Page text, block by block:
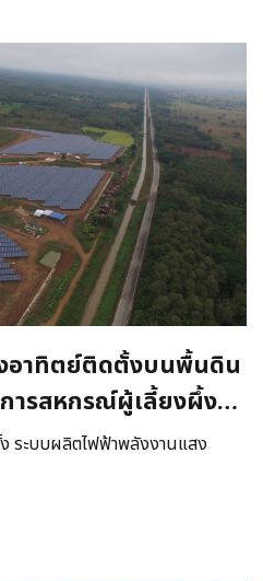
อาทิตย์ติดตั้งบนพื้นดิน
ารสหกรณ์ผู้เลี้ยงผึ้ง
ระบบผลิตไฟฟ้าพลังงานแสง